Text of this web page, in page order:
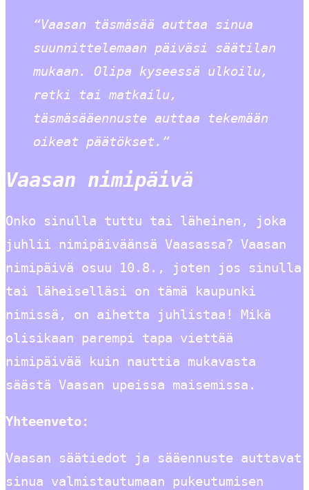
“Vaasan täsmäsää auttaa sinua
suunnittelemaan päiväsi säätilan
mukaan. Olipa kyseessä ulkoilu,
retki tai matkailu,
täsmäsääennuste auttaa tekemään
oikeat päätökset.”
Vaasan nimipäivä
Onko sinulla tuttu tai läheinen, joka
juhlii nimipäiväänsä Vaasassa? Vaasan
nimipäivä osuu 10.8., joten jos sinulla
tai läheiselläsi on tämä kaupunki
nimissä, on aihetta juhlistaa! Mikä
olisikaan parempi tapa viettää
nimipäivää kuin nauttia mukavasta
säästä Vaasan upeissa maisemissa.
Yhteenveto:
Vaasan säätiedot ja sääennuste auttavat
sinua valmistautumaan pukeutumisen